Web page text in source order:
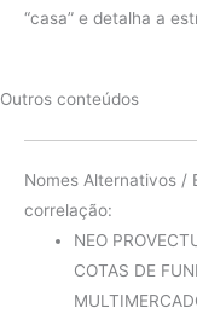
“casa” e detalha a
Outros conteúdos
Nomes Alternativos /
correlação:
NEO
COTAS DE